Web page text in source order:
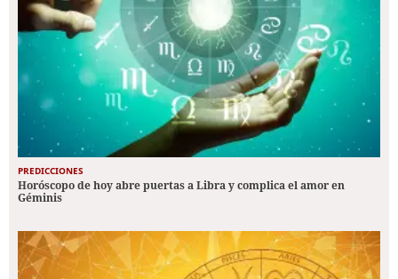
PREDICCIONES
Horóscopo de hoy abre puertas a Libra y complica el amor en
Géminis